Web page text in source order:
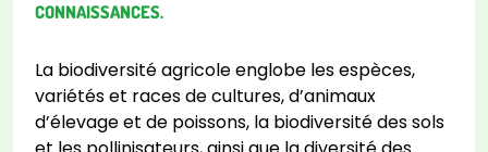
CONNAISSANCES.
La biodiversité agricole englobe les espèces,
variétés et races de cultures, d’animaux
d’élevage et de poissons, la biodiversité des sols